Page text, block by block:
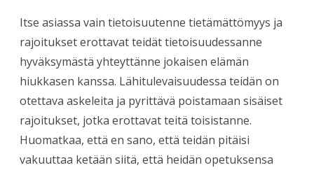
Itse asiassa vain tietoisuutenne tietämättömyys ja
rajoitukset erottavat teidät tietoisuudessanne
hyväksymästä yhteyttänne jokaisen elämän
hiukkasen kanssa. Lähitulevaisuudessa teidän on
otettava askeleita ja pyrittävä poistamaan sisäiset
rajoitukset, jotka erottavat teitä toisistanne.
Huomatkaa, että en sano, että teidän pitäisi
vakuuttaa ketään siitä, että heidän opetuksensa